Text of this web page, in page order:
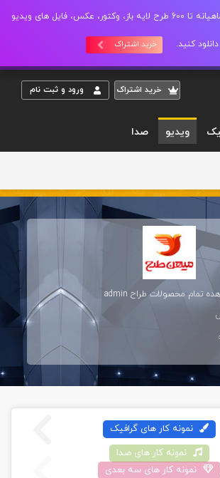
با خرید اشتراک ماهیانه تا 600 طرح لایه باز، وکتور، عکس، فایل های ویدیو
کنید. خرید اشتراک
خريد اشتراک ورود و ثبت نام
ویدیو صدا
تمام محصولات طراح admin
نمونه کار های گرافيک
نمونه کار های صدا
نمونه کار های سه بعدی